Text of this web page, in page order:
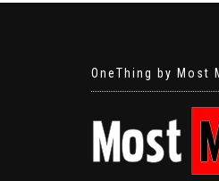
OneThing by Most